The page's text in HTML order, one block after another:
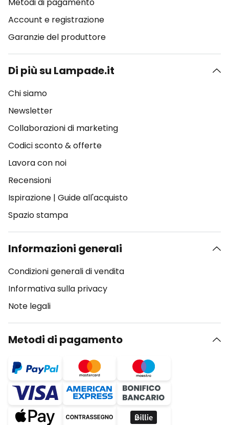
Account e registrazione
Garanzie del produttore
Di più su Lampade.it
Chi siamo
Newsletter
Collaborazioni di marketing
Codici sconto & offerte
Lavora con noi
Recensioni
Ispirazione | Guide all'acquisto
Spazio stampa
Informazioni generali
Condizioni generali di vendita
Informativa sulla privacy
Note legali
Metodi di pagamento